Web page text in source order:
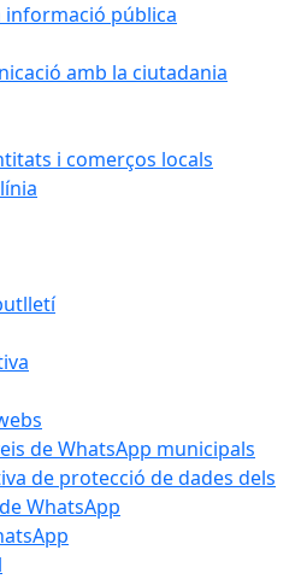
informació pública
amb la ciutadania
i comerços locals
de WhatsApp municipals
de protecció de dades dels
WhatsApp